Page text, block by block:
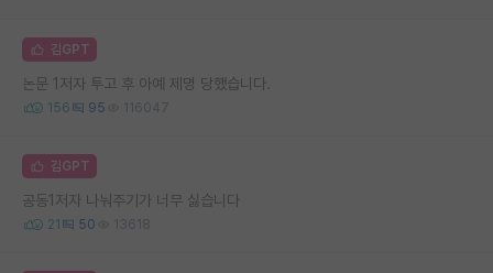
김GPT
논문 1저자 투고 후 아예 제명 당했습니다.
156 95 116047
김GPT
공동1저자 나눠주기가 너무 싫습니다
21 50 13618